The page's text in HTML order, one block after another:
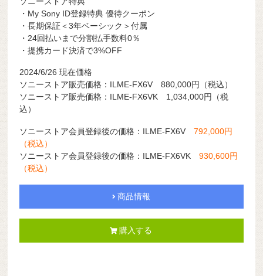
・My Sony ID登録特典 優待クーポン
・長期保証＜3年ベーシック＞付属
・24回払いまで分割払手数料0％
・提携カード決済で3%OFF
2024/6/26 現在価格
ソニーストア販売価格：ILME-FX6V 880,000円（税込）
ソニーストア販売価格：ILME-FX6VK 1,034,000円（税
込）
ソニーストア会員登録後の価格：ILME-FX6V792,000円
（税込）
ソニーストア会員登録後の価格：ILME-FX6VK930,600円
（税込）
商品情報
購入する